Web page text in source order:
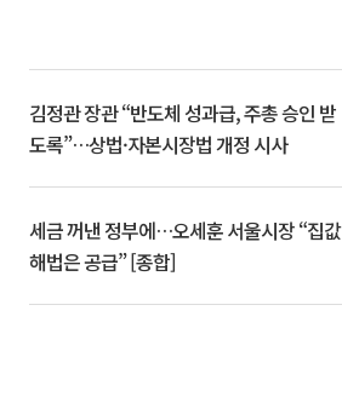
김정관 장관 “반도체 성과급, 주총 승인 받
도록”…상법·자본시장법 개정 시사
세금 꺼낸 정부에…오세훈 서울시장 “집값
해법은 공급” [종합]